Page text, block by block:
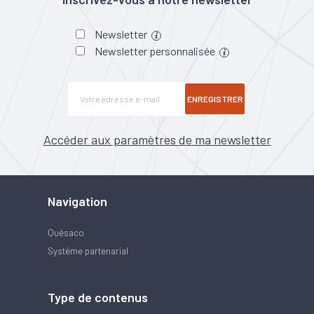
Newsletter
Newsletter personnalisée
ENREGISTRER
Accéder aux paramètres de ma newsletter
Navigation
Quésaco
Système partenarial
Type de contenus